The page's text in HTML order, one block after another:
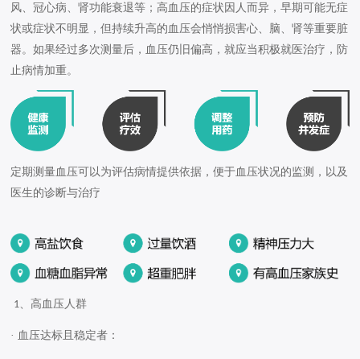
风、冠心病、肾功能衰退等；高血压的症状因人而异，早期可能无症
状或症状不明显，但持续升高的血压会悄悄损害心、脑、肾等重要脏
器。如果经过多次测量后，血压仍旧偏高，就应当积极就医治疗，防
止病情加重。
定期测量血压可以为评估病情提供依据 ，便于血压状况的监测 ， 以及
医生的诊断与治疗
1、高血压人群
· 血压达标且稳定者：